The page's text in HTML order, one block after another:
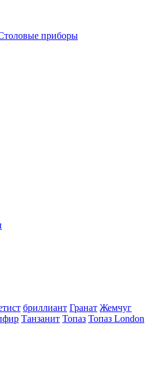
приборы
бриллиант Гранат Жемчуг
Танзанит Топаз Топаз London